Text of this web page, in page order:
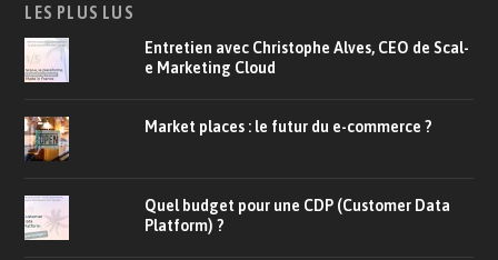
LES PLUS LUS
Entretien avec Christophe Alves, CEO de Scal-
e Marketing Cloud
Market places : le futur du e-commerce ?
Quel budget pour une CDP (Customer Data
Platform) ?